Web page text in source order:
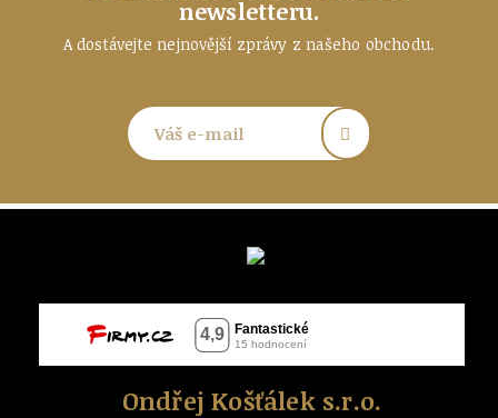
newsletteru.
A dostávejte nejnovější zprávy z našeho obchodu.
Ondřej Košťálek s.r.o.